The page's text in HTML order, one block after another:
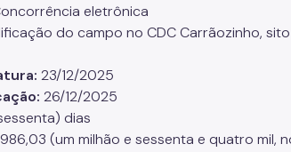
eletrônica
do campo no CDC Carrãozinho,
23/12/2025
26/12/2025
dias
(um milhão e sessenta e quatro